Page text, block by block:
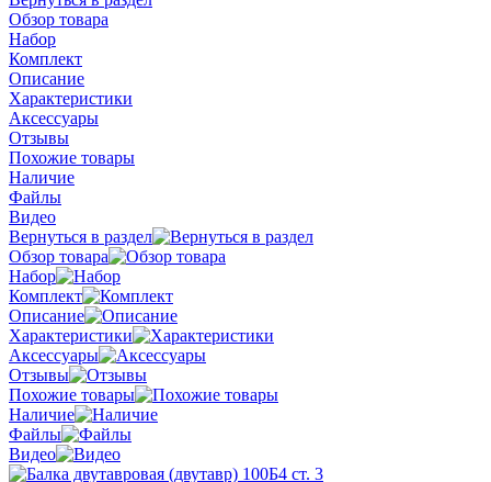
Обзор товара
Набор
Комплект
Описание
Характеристики
Аксессуары
Отзывы
Похожие товары
Наличие
Файлы
Видео
Вернуться в раздел
Обзор товара
Набор
Комплект
Описание
Характеристики
Аксессуары
Отзывы
Похожие товары
Наличие
Файлы
Видео